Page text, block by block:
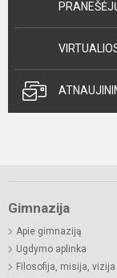
Gimnazija
Apie gimnaziją
Ugdymo aplinka
Filosofija, misija, vizija